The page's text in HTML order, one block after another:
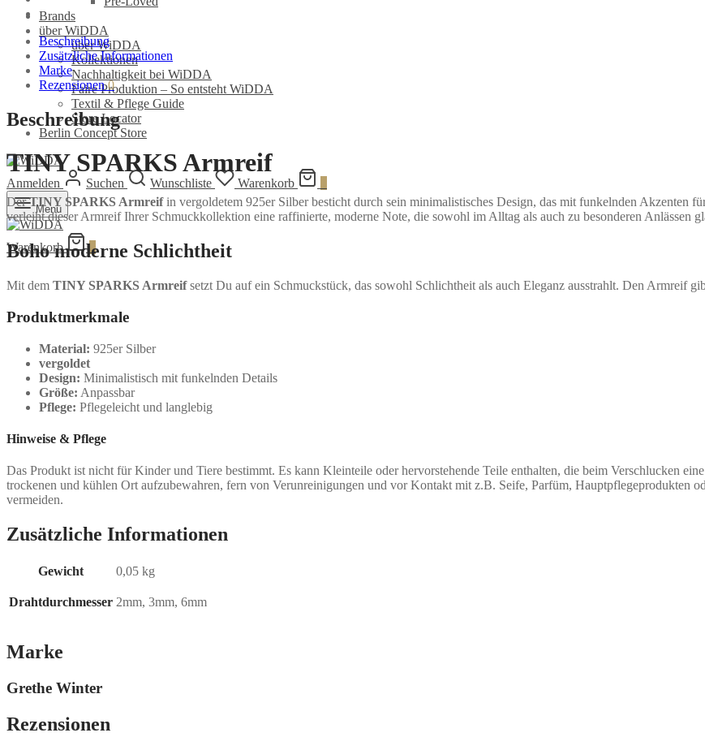
Brands
über WiDDA
über WiDDA
Kollektionen
Nachhaltigkeit bei WiDDA
Faire Produktion – So entsteht WiDDA
Textil & Pflege Guide
Store Locator
Berlin Concept Store
Anmelden Suchen Wunschliste Warenkorb
Menü
Warenkorb 0
Winter
Menge
Beschreibung
Zusätzliche Informationen
Marke
Rezensionen0
Beschreibung
TINY SPARKS Armreif
DerTINY SPARKS Armreifin vergoldetem 925er Silber besticht durch sein minimalistisches Design, das mit funkelnden Akzenten
verleiht dieser Armreif Ihrer Schmuckkollektion eine raffinierte, moderne Note, die sowohl im Alltag als auch zu besonderen Anlässen
Boho moderne Schlichtheit
Mit dem TINY SPARKS Armreifsetzt Du auf ein Schmuckstück, das sowohl Schlichtheit als auch Eleganz ausstrahlt. Den Armreif
Produktmerkmale
Material: 925er Silber
vergoldet
Design: Minimalistisch mit funkelnden Details
Größe: Anpassbar
Pflege: Pflegeleicht und langlebig
Hinweise & Pflege
Das Produkt ist nicht für Kinder und Tiere bestimmt. Es kann Kleinteile oder hervorstehende Teile enthalten, die beim Verschlucken
trockenen und kühlen Ort aufzubewahren, fern von Verunreinigungen und vor Kontakt mit z.B. Seife, Parfüm, Hauptpflegeprodukten
vermeiden.
Zusätzliche Informationen
Gewicht 0,05 kg
Drahtdurchmesser 2mm, 3mm, 6mm
Marke
Grethe Winter
Rezensionen